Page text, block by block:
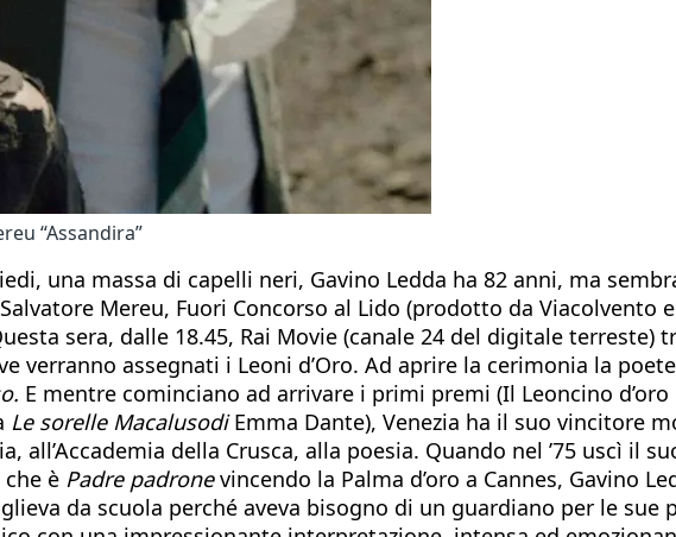
“Assandira”
una massa di capelli neri, Gavino Ledda ha 82 anni, ma
Mereu, Fuori Concorso al Lido (prodotto da Viacolvento
sera, dalle 18.45, Rai Movie (canale 24 del digitale
verranno assegnati i Leoni d’Oro. Ad aprire la cerimonia la
E mentre cominciano ad arrivare i primi premi (Il Leoncino
Le sorelle MacalusodiEmma Dante), Venezia ha il suo vincitore
della Crusca, alla poesia. Quando nel ’75 uscì il
è Padre padronevincendo la Palma d’oro a Cannes, Gavino
da scuola perché aveva bisogno di un guardiano per le sue